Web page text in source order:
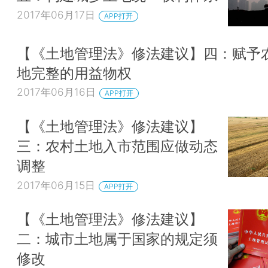
2017年06月17日 APP打开
【《土地管理法》修法建议】四：赋予
地完整的用益物权
2017年06月16日 APP打开
【《土地管理法》修法建议】
三：农村土地入市范围应做动态
调整
2017年06月15日 APP打开
【《土地管理法》修法建议】
二：城市土地属于国家的规定须
修改